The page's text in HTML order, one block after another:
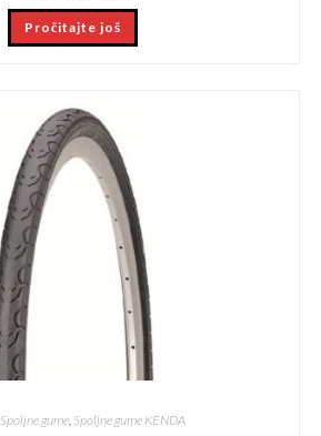
Pročitajte još
Spoljne gume, Spoljne gume KENDA